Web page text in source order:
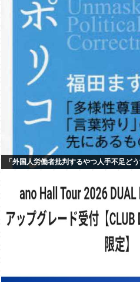
「外国人労働者批判するやつ人手不足ど